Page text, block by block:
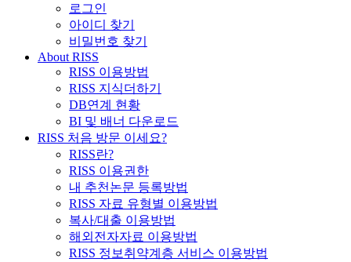
로그인
아이디 찾기
비밀번호 찾기
About RISS
RISS 이용방법
RISS 지식더하기
DB연계 현황
BI 및 배너 다운로드
RISS 처음 방문 이세요?
RISS란?
RISS 이용권한
내 추천논문 등록방법
RISS 자료 유형별 이용방법
복사/대출 이용방법
해외전자자료 이용방법
RISS 정보취약계층 서비스 이용방법